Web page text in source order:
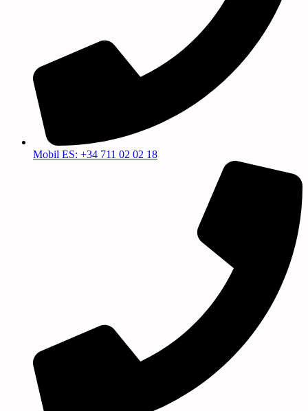
Mobil ES: +34 711 02 02 18